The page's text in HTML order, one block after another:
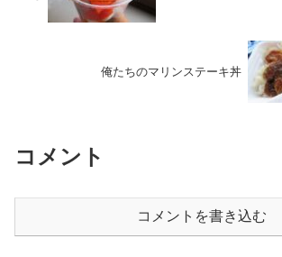
俺たちのマリンステーキ丼
コメント
コメントを書き込む